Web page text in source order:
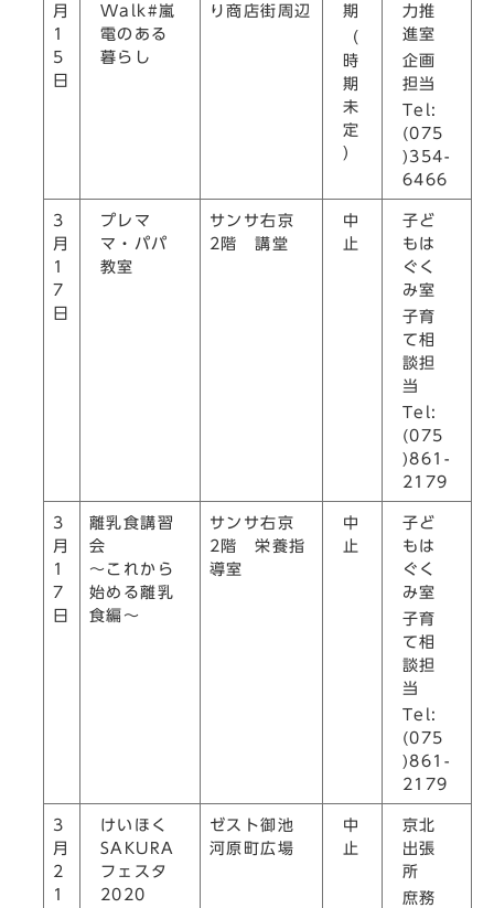
月
1
5
日
Walk#嵐
電のある
暮らし
り商店街周辺
期
（
時
期
未
定
）
力推
進室
企画
担当
Tel:
(075
)354-
6466
3
月
1
7
日
プレマ
マ・パパ
教室
サンサ右京
2階 講堂
中
止
子ど
もは
ぐく
み室
子育
て相
談担
当
Tel:
(075
)861-
2179
3
月
1
7
日
離乳食講習
会
～これから
始める離乳
食編～
サンサ右京
2階 栄養指
導室
中
止
子ど
もは
ぐく
み室
子育
て相
談担
当
Tel:
(075
)861-
2179
3
月
2
1
けいほく
SAKURA
フェスタ
2020
ゼスト御池
河原町広場
中
止
京北
出張
所
庶務